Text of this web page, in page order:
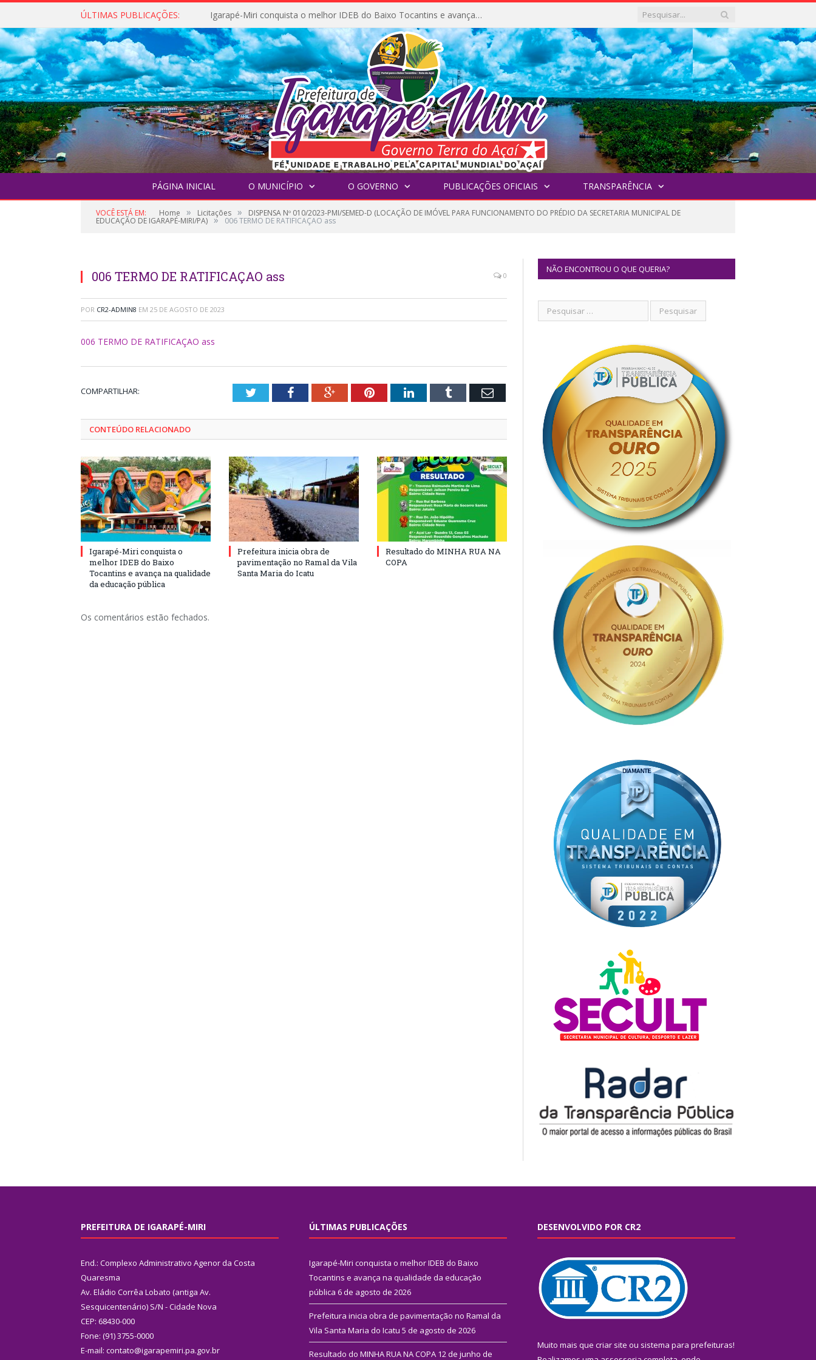
ÚLTIMAS PUBLICAÇÕES: Igarapé-Miri conquista o melhor IDEB do Baixo Tocantins e avança na qualidade da educação pública
PÁGINA INICIAL O MUNICÍPIO O GOVERNO PUBLICAÇÕES OFICIAIS TRANSPARÊNCIA
VOCÊ ESTÁ EM: Home » Licitações » DISPENSA Nº 010/2023-PMI/SEMED-D (LOCAÇÃO DE IMÓVEL PARA FUNCIONAMENTO DO PRÉDIO DA SECRETARIA MUNICIPAL DE
EDUCAÇÃO DE IGARAPÉ-MIRI/PA) » 006 TERMO DE RATIFICAÇAO ass
006 TERMO DE RATIFICAÇAO ass 0
POR CR2-ADMIN8 EM 25 DE AGOSTO DE 2023
006 TERMO DE RATIFICAÇAO ass
COMPARTILHAR: TwitterFacebookGoogle+PinterestLinkedInTumblr Email
CONTEÚDO RELACIONADO
Igarapé-Miri conquista o
melhor IDEB do Baixo
Tocantins e avança na qualidade
da educação pública
Prefeitura inicia obra de
pavimentação no Ramal da Vila
Santa Maria do Icatu
Resultado do MINHA RUA NA
COPA
Os comentários estão fechados.
NÃO ENCONTROU O QUE QUERIA?
PREFEITURA DE IGARAPÉ-MIRI
End.: Complexo Administrativo Agenor da Costa
Quaresma
Av. Eládio Corrêa Lobato (antiga Av.
Sesquicentenário) S/N - Cidade Nova
CEP: 68430-000
Fone: (91) 3755-0000
E-mail: contato@igarapemiri.pa.gov.br
ÚLTIMAS PUBLICAÇÕES
Igarapé-Miri conquista o melhor IDEB do Baixo
Tocantins e avança na qualidade da educação
pública 6 de agosto de 2026
Prefeitura inicia obra de pavimentação no Ramal da
Vila Santa Maria do Icatu 5 de agosto de 2026
Resultado do MINHA RUA NA COPA 12 de junho de
DESENVOLVIDO POR CR2
Muito mais que criar site ou sistema para prefeituras!